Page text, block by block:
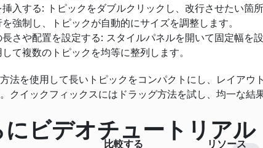
挿入する: トピックをダブルクリックし、改行させたい
を強制し、トピックが自動的にサイズを調整します。
長さや配置を設定する: スタイルパネルを開いて固定幅を
して複数のトピックを均等に整列します。
法を使用して長いトピックをコンパクトにし、レイア
クイックフィックスにはドラッグ方法を試し、均一な
にビデオチュートリアル
比較する リソース